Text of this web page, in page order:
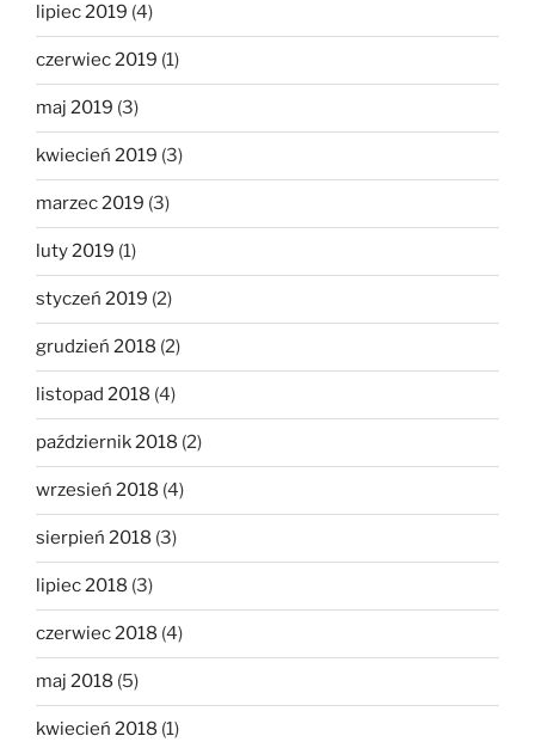
lipiec 2019 (4)
czerwiec 2019 (1)
maj 2019 (3)
kwiecień 2019 (3)
marzec 2019 (3)
luty 2019 (1)
styczeń 2019 (2)
grudzień 2018 (2)
listopad 2018 (4)
październik 2018 (2)
wrzesień 2018 (4)
sierpień 2018 (3)
lipiec 2018 (3)
czerwiec 2018 (4)
maj 2018 (5)
kwiecień 2018 (1)